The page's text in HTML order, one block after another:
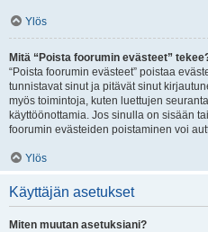
Ylös
Mitä “Poista foorumin evästeet”
“Poista foorumin evästeet” poistaa
tunnistavat sinut ja pitävät sinut
myös toimintoja, kuten luettujen
käyttöönottamia. Jos sinulla on sisään
foorumin evästeiden poistaminen voi
Ylös
Käyttäjän asetukset
Miten muutan asetuksiani?